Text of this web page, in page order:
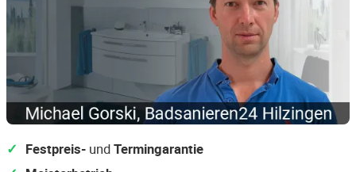
Festpreis- undTermingarantie